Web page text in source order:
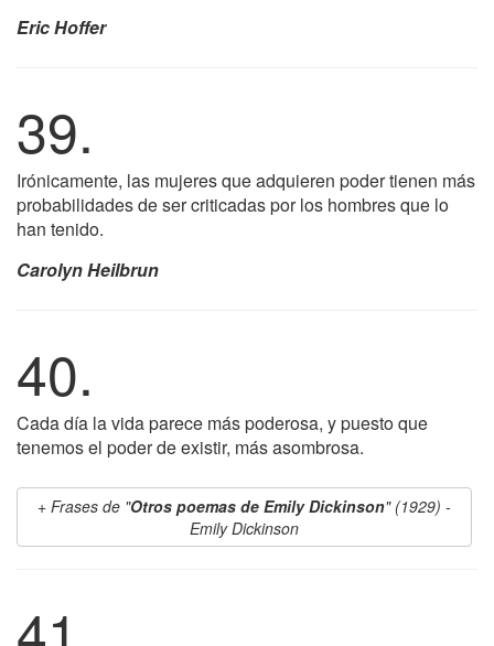
Eric Hoffer
39.
Irónicamente, las mujeres que adquieren poder tienen más
probabilidades de ser criticadas por los hombres que lo
han tenido.
Carolyn Heilbrun
40.
Cada día la vida parece más poderosa, y puesto que
tenemos el poder de existir, más asombrosa.
Frases de "Otros poemas de Emily Dickinson" (1929) -
Emily Dickinson